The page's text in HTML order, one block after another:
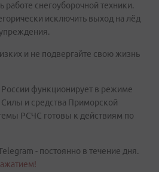
работе снегоуборочной техники.
исключить выход на лёд
и не подвергайте свою жизнь
функционирует в режиме
и средства Приморской
РСЧС готовы к действиям по
- постоянно в течение дня.